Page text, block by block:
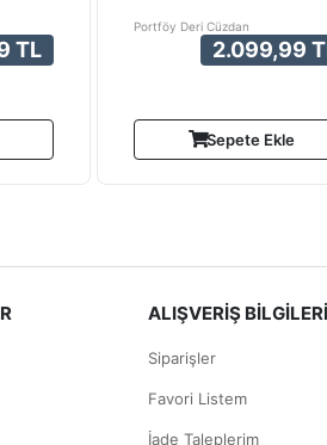
TL
Portföy Deri Cüzdan
2.099,99
Sepete Ekle
ALIŞVERİŞ BİLGİLERİ
Siparişler
Favori Listem
İade Taleplerim